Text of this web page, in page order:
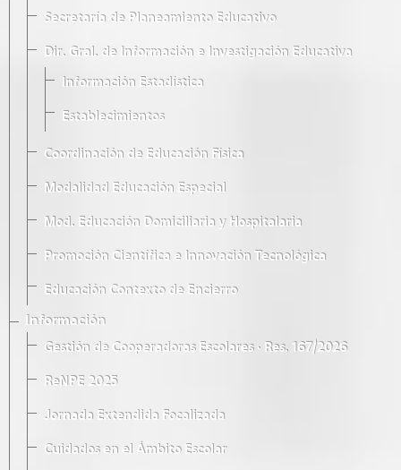
Secretaría de Planeamiento Educativo
Dir. Gral. de Información e Investigación Educativa
Información Estadística
Establecimientos
Coordinación de Educación Física
Modalidad Educación Especial
Mod. Educación Domiciliaria y Hospitalaria
Promoción Científica e Innovación Tecnológica
Educación Contexto de Encierro
Información
Gestión de Cooperadoras Escolares · Res. 167/2026
ReNPE 2025
Jornada Extendida Focalizada
Cuidados en el Ámbito Escolar